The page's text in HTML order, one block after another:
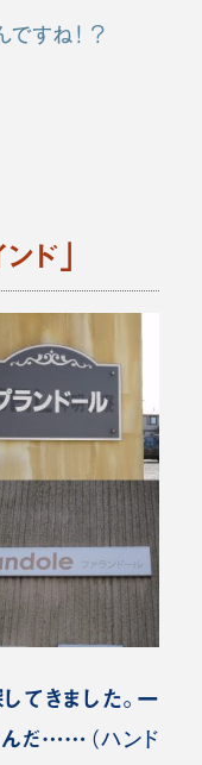
ですね！？
ド」
てきました。一
んだ…… （ハンド